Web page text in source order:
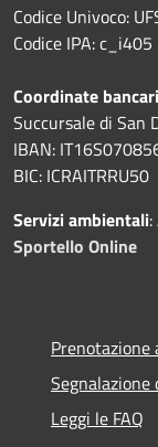
Codice Univoco:
Codice IPA: c_i405
Coordinate
Succursale di San
IBAN:
BIC: ICRAITRRU50
Servizi ambientali
Sportello Online
Segnalazione
Leggi le FAQ